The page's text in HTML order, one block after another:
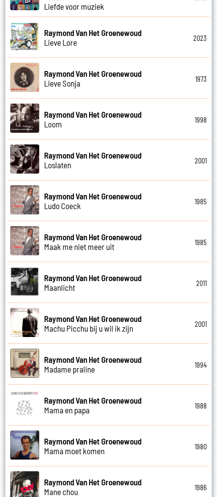
Liefde voor muziek
Raymond Van Het Groenewoud
Lieve Lore
2023
Raymond Van Het Groenewoud
Lieve Sonja
1973
Raymond Van Het Groenewoud
Loom
1998
Raymond Van Het Groenewoud
Loslaten
2001
Raymond Van Het Groenewoud
Ludo Coeck
1985
Raymond Van Het Groenewoud
Maak me niet meer uit
1985
Raymond Van Het Groenewoud
Maanlicht
2011
Raymond Van Het Groenewoud
Machu Picchu bij u wil ik zijn
2001
Raymond Van Het Groenewoud
Madame praline
1994
Raymond Van Het Groenewoud
Mama en papa
1988
Raymond Van Het Groenewoud
Mama moet komen
1980
Raymond Van Het Groenewoud
Mane chou
1986